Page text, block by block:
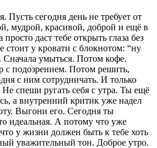
Пусть сегодня день не требует от
мудрой, красивой, доброй и ещё в
даст тебе открыть глаза без
у кровати с блокнотом: “ну
Сначала умыться. Потом кофе.
с подозрением. Потом решить,
с ним сотрудничать. И только
спеши ругать себя с утра. Ты ещё
а внутренний критик уже надел
Выгони его. Сегодня ты
идеальная. А потому что уже
что у жизни должен быть к тебе хоть
уважительный тон. Доброе утро.